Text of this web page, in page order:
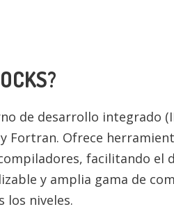
de desarrollo integrado
y Fortran. Ofrece
facilitando el
y amplia gama de
los niveles.